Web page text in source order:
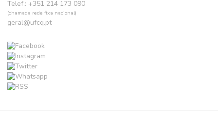
Telef.: +351 214 173 090
(chamada rede fixa nacional)
geral@ufcq.pt